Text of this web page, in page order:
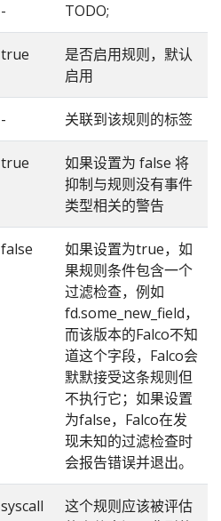
- TODO;
true
是否启用规则，默认
启用
- 关联到该规则的标签
true
如果设置为 false 将
抑制与规则没有事件
类型相关的警告
false
如果设置为true，如
果规则条件包含一个
过滤检查，例如
fd.some_new_field，
而该版本的Falco不知
道这个字段，Falco会
默默接受这条规则但
不执行它；如果设置
为false，Falco在发
现未知的过滤检查时
会报告错误并退出。
syscall
这个规则应该被评估